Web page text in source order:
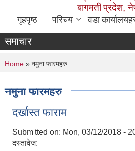
बागमती प्रदेश,
गृहपृष्ठ परिचय वडा
समाचार
You are here
Home » नमुना फारमहरु
नमुना फारमहरु
दर्खास्त फाराम
Submitted on: Mon, 03/12/2018 -
दस्तावेज: